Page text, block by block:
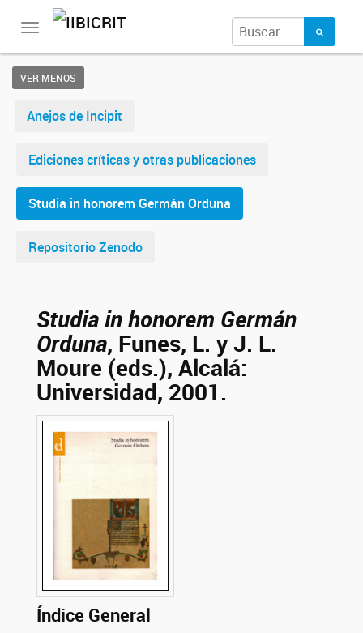
Toggle
VER MENOS
Anejos de Incipit
Ediciones críticas y otras publicaciones
Studia in honorem Germán Orduna
Repositorio Zenodo
Studia in honorem Germán
Orduna, Funes, L. y J. L.
Moure (eds.), Alcalá:
Universidad, 2001.
Índice General